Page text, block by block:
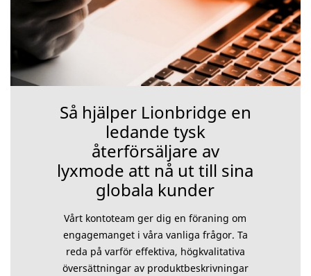
Så hjälper Lionbridge en
ledande tysk
återförsäljare av
lyxmode att nå ut till sina
globala kunder
Vårt kontoteam ger dig en föraning om
engagemanget i våra vanliga frågor. Ta
reda på varför effektiva, högkvalitativa
översättningar av produktbeskrivningar